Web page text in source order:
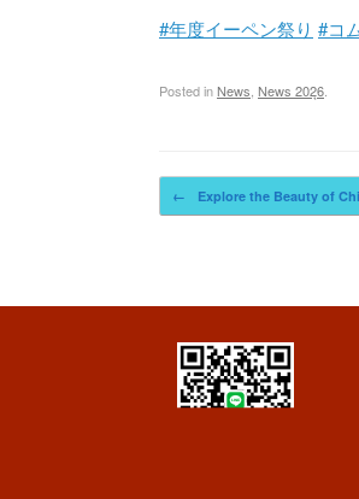
#年度イーペン祭り #コ
Posted in News News 202ุ6
Post navigation
← Explore the Beauty of